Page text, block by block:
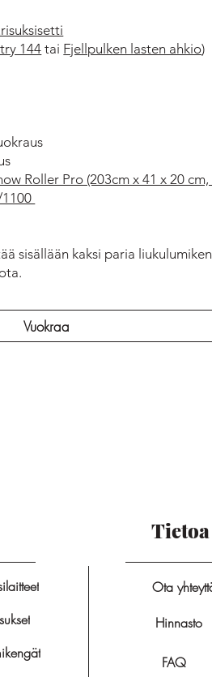
144 tai Fjellpulken lasten ahkio)
Roller Pro (203cm x 41 x 20 cm,
sisällään kaksi paria
Vuokraa
Tietoa
Ota
Hinnasto
FAQ